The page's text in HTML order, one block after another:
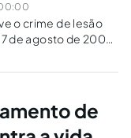
o crime de lesão
de agosto de 2006,
de